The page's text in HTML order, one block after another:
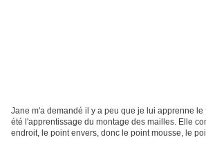
Jane m'a demandé il y a peu que je lui apprenne le
été l'apprentissage du montage des mailles. Elle
endroit, le point envers, donc le point mousse, le